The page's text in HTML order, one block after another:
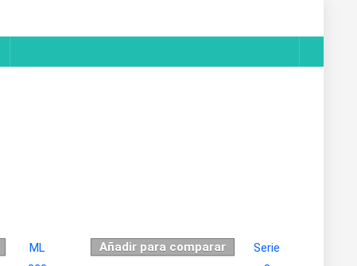
Añadir para comparar